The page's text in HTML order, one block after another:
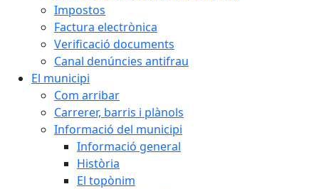
Impostos
Factura electrònica
Verificació documents
Canal denúncies antifrau
El municipi
Com arribar
Carrerer, barris i plànols
Informació del municipi
Informació general
Història
El topònim